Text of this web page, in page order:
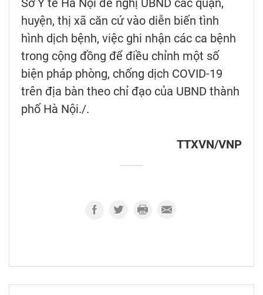
Sở Y tế Hà Nội đề nghị UBND các quận,
huyện, thị xã căn cứ vào diễn biến tình
hình dịch bệnh, việc ghi nhận các ca bệnh
trong cộng đồng để điều chỉnh một số
biện pháp phòng, chống dịch COVID-19
trên địa bàn theo chỉ đạo của UBND thành
phố Hà Nội./.
TTXVN/VNP